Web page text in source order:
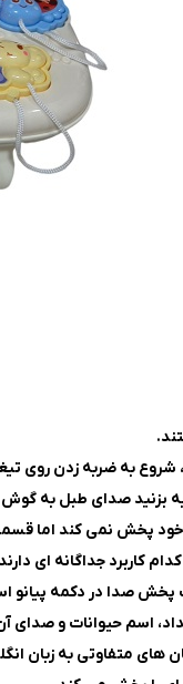
به ضربه زدن روی
بزنید صدای طبل به
پخش نمی کند اما
کاربرد جداگانه ای
پخش صدا در دکمه پیانو
اسم حیوانات و صدای
های متفاوتی به زبان